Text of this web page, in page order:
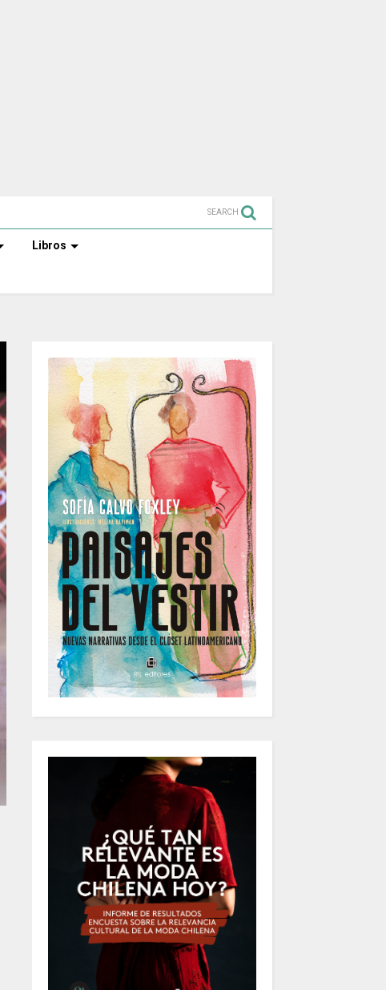
SEARCH
Libros